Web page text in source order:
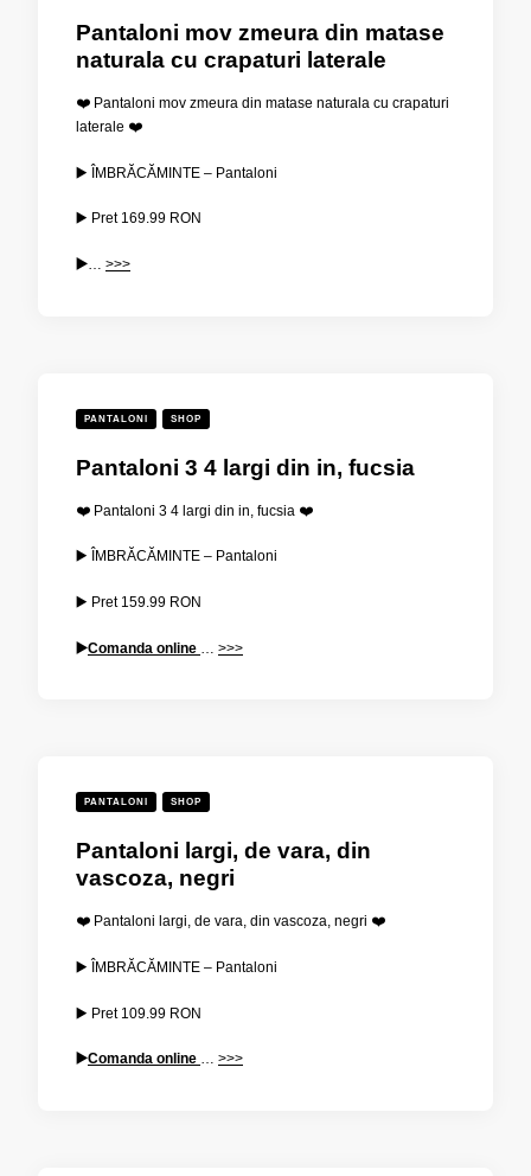
Pantaloni mov zmeura din matase
naturala cu crapaturi laterale
❤️ Pantaloni mov zmeura din matase naturala cu crapaturi
laterale ❤️
▶️ ÎMBRĂCĂMINTE – Pantaloni
▶️ Pret 169.99 RON
▶️… >>>
PANTALONI SHOP
Pantaloni 3 4 largi din in, fucsia
❤️ Pantaloni 3 4 largi din in, fucsia ❤️
▶️ ÎMBRĂCĂMINTE – Pantaloni
▶️ Pret 159.99 RON
▶️Comanda online >>>
PANTALONI SHOP
Pantaloni largi, de vara, din
vascoza, negri
❤️ Pantaloni largi, de vara, din vascoza, negri ❤️
▶️ ÎMBRĂCĂMINTE – Pantaloni
▶️ Pret 109.99 RON
▶️Comanda online … >>>